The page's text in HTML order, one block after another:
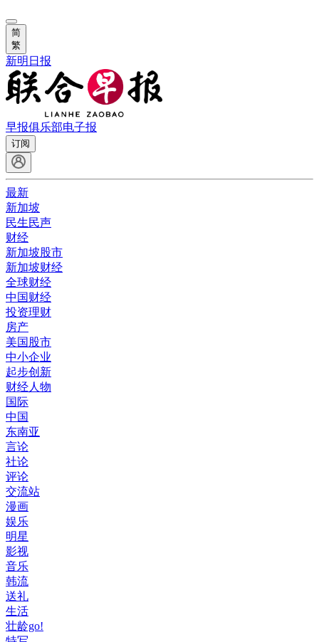
简
繁
新明日报
早报俱乐部电子报
订阅
最新
新加坡
民生民声
财经
新加坡股市
新加坡财经
全球财经
中国财经
投资理财
房产
美国股市
中小企业
起步创新
财经人物
国际
中国
东南亚
言论
社论
评论
交流站
漫画
娱乐
明星
影视
音乐
韩流
送礼
生活
壮龄go!